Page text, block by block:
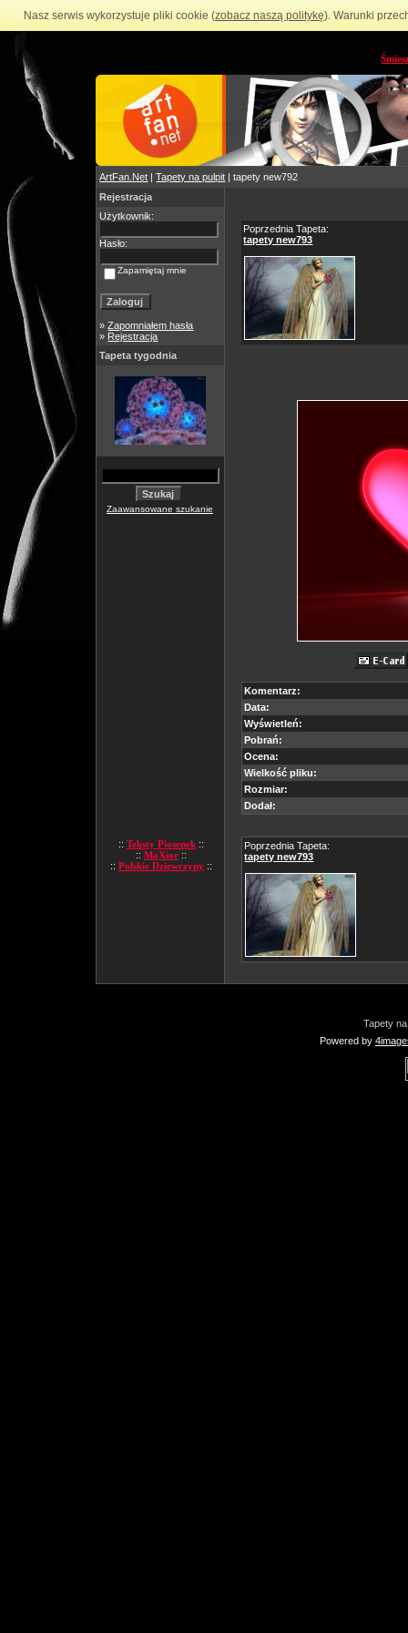
Nasz serwis wykorzystuje pliki cookie (zobacz naszą politykę). Warunki
ArtFan.Net |Tapety na pulpit | tapety new792
Rejestracja
Użytkownik:
Hasło:
Zapamiętaj mnie
»Zapomniałem hasła
» Rejestracja
Tapeta tygodnia
Zaawansowane szukanie
:: Teksty Piosenek ::
:: MaXior ::
:: Polskie Dziewczyny ::
Poprzednia Tapeta:
tapety new793
Komentarz:
Data:
Wyświetleń:
Pobrań:
Ocena:
Wielkość pliku:
Rozmiar:
Dodał:
Poprzednia Tapeta:
tapety new793
Tapety
Powered by